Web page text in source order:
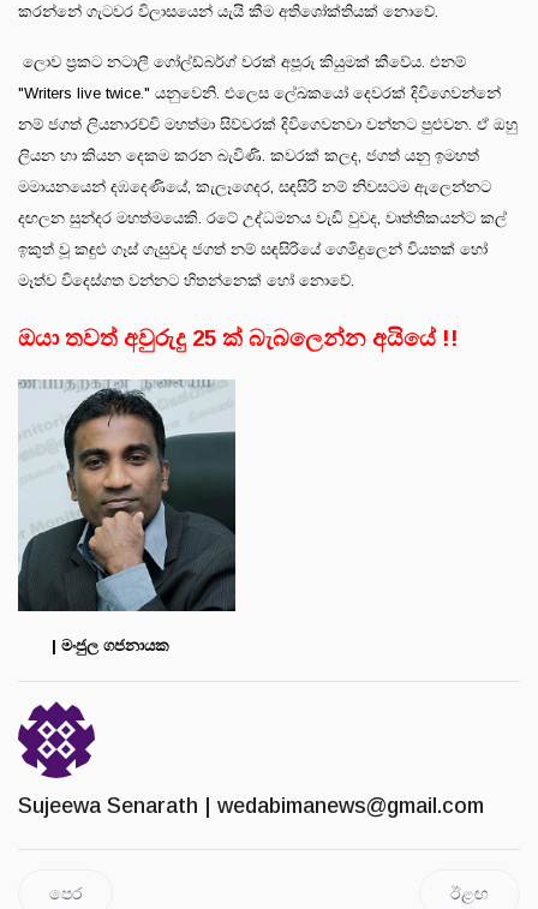
කරන්නේ ගැටවර විලාසයෙන් යැයි කීම අතිශෝක්තියක් නොවේ.
ලොව ප්‍රකට නටාලී ගෝල්ඩ්බර්ග් වරක් අපූරු කියුමක් කීවේය. එනම්
"Writers live twice." යනුවෙනි. එලෙස ලේඛකයෝ දෙවරක් දිවිගෙවන්නේ
නම් ජගත් ලියනාරච්චි මහත්මා සිව්වරක් දිවිගෙවනවා වන්නට පුළුවන. ඒ ඔහු
ලියන හා කියන දෙකම කරන බැවිණි. කවරක් කලද, ජගත් යනු ඉමහත්
මමායනයෙන් දඹදෙණියේ, කැලෑගෙදර, සඳසිරි නම් නිවසටම ඇලෙන්නට
දඟලන සුන්දර මහත්මයෙකි. රටේ උද්ධමනය වැඩි වුවද, වෘත්තිකයන්ට කල්
ඉකුත් වූ කඳුළු ගෑස් ගැසුවද ජගත් නම් සඳසිරියේ ගෙමිදුලෙන් වියතක් හෝ
මෑත්ව විදෙස්ගත වන්නට හිතන්නෙක් හෝ නොවේ.
ඔයා තවත් අවුරුදු 25 ක් බැබලෙන්න අයියේ !!
| මංජුල ගජනායක
Sujeewa Senarath | wedabimanews@gmail.com
පෙර ඊළඟ